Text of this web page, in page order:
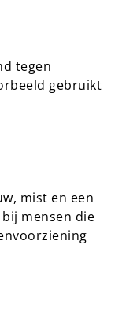
tegen
gebruikt
mist en een
bij mensen die